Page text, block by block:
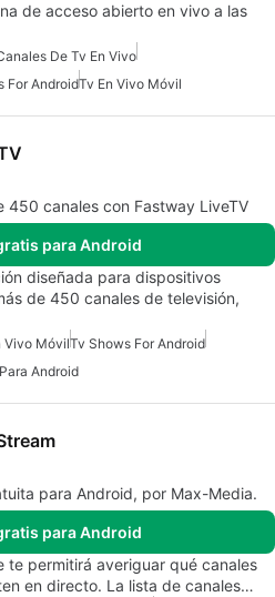
de acceso abierto en vivo a las
De Tv En Vivo
For AndroidTv En Vivo Móvil
450 canales con Fastway LiveTV
para Android
diseñada para dispositivos
de 450 canales de televisión,
Vivo MóvilTv Shows For Android
Android
para Android, por Max-Media.
para Android
te permitirá averiguar qué canales
en directo. La lista de canales…